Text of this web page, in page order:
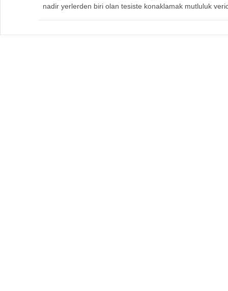
nadir yerlerden biri olan tesiste konaklamak mutluluk